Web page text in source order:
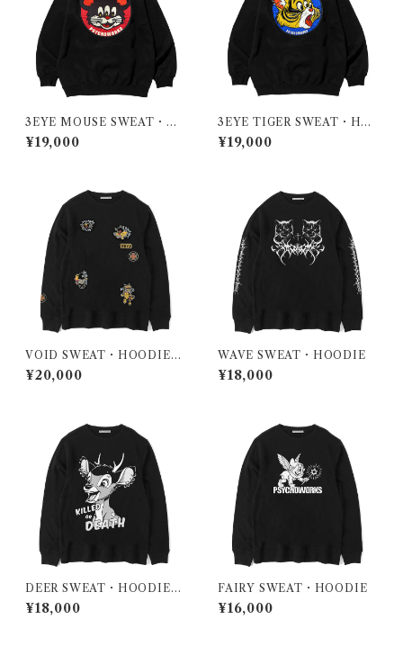
3EYE MOUSE SWEAT・H
OODIE・ZIP HOODIE
¥19,000
3EYE TIGER SWEAT・HO
ODIE・ZIP HOODIE
¥19,000
VOID SWEAT・HOODIE・
ZIP HOODIE
¥20,000
WAVE SWEAT・HOODIE
¥18,000
DEER SWEAT・HOODIE・
ZIPHOODIE
¥18,000
FAIRY SWEAT・HOODIE
¥16,000